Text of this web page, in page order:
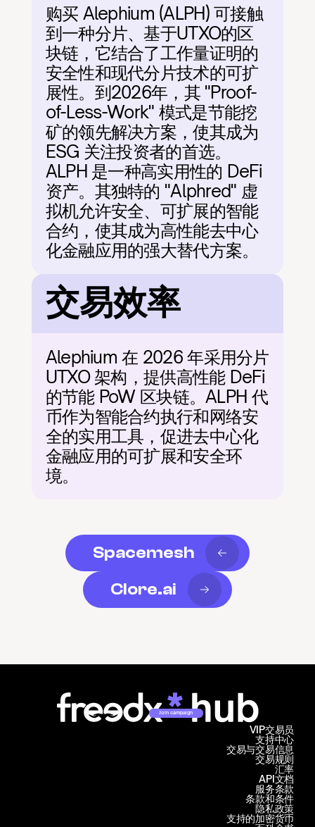
购买 Alephium (ALPH) 可接触
到一种分片、基于UTXO的区
块链，它结合了工作量证明的
安全性和现代分片技术的可扩
展性。到2026年，其 "Proof-
of-Less-Work" 模式是节能挖
矿的领先解决方案，使其成为
ESG 关注投资者的首选。
ALPH 是一种高实用性的 DeFi
资产。其独特的 "Alphred" 虚
拟机允许安全、可扩展的智能
合约，使其成为高性能去中心
化金融应用的强大替代方案。
交易效率
Alephium 在 2026 年采用分片
UTXO 架构，提供高性能 DeFi
的节能 PoW 区块链。ALPH 代
币作为智能合约执行和网络安
全的实用工具，促进去中心化
金融应用的可扩展和安全环
境。
Spacemesh
Clore.ai
Join campaign
支持中心
交易与交易信息
VIP交易员
交易规则
汇率
API文档
服务条款
条款和条件
隐私政策
支持的加密货币